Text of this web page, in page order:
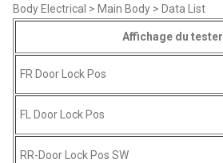
Body Electrical > Main Body > Data List
Affichage du tester
FR Door Lock Pos
FL Door Lock Pos
RR-Door Lock Pos SW